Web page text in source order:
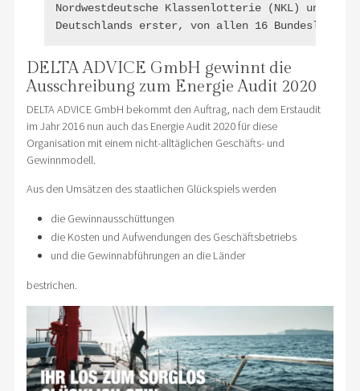
Nordwestdeutsche Klassenlotterie (NKL) und
DELTA ADVICE GmbH gewinnt die
Ausschreibung zum Energie Audit 2020
DELTA ADVICE GmbH bekommt den Auftrag, nach dem Erstaudit
im Jahr 2016 nun auch das Energie Audit 2020 für diese
Organisation mit einem nicht-alltäglichen Geschäfts- und
Gewinnmodell.
Aus den Umsätzen des staatlichen Glückspiels werden
die Gewinnausschüttungen
die Kosten und Aufwendungen des Geschäftsbetriebs
und die Gewinnabführungen an die Länder
bestrichen.